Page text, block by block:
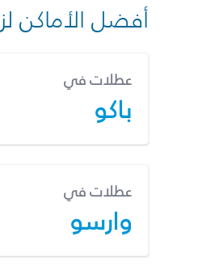
أفضل الأماكن
عطلات في
باكو
عطلات في
وارسو